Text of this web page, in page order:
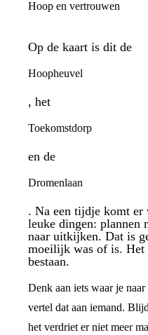
Hoop en vertrouwen
Op de kaart is dit de
Hoopheuvel
, het
Toekomstdorp
en de
Dromenlaan
. Na een tijdje komt
leuke dingen: plannen
naar uitkijken. Dat is
moeilijk was of is. Het
bestaan.
Denk aan iets waar je
vertel dat aan iemand.
het verdriet er niet meer